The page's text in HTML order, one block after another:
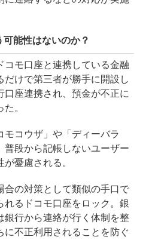
能性はないのか？
モ口座と連携している金融
けで第三者が勝手に開設し
口座連携され、預金が不正に
。
コウザ」や「ディーバラ
普段から記帳しないユーザー
憂慮される。
の対策として類似の手口で
れるドコモ口座をロック。銀
銀行から連絡が行く体制を整
に不正利用されることを防ぐ